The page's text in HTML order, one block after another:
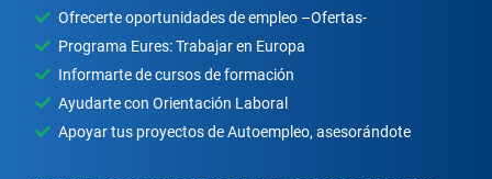
Ofrecerte oportunidades de empleo –Ofertas-
Programa Eures: Trabajar en Europa
Informarte de cursos de formación
Ayudarte con Orientación Laboral
Apoyar tus proyectos de Autoempleo, asesorándote